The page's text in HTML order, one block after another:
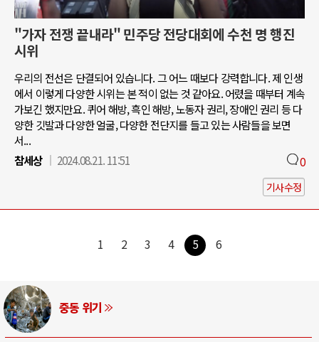
"가자 전쟁 끝내라" 민주당 전당대회에 수천 명 행진
시위
우리의 전선은 단결되어 있습니다. 그 어느 때보다 강력합니다. 제 인생
에서 이렇게 다양한 시위는 본 적이 없는 것 같아요. 어렸을 때부터 계속
가보긴 했지만요. 퀴어 해방, 흑인 해방, 노동자 권리, 장애인 권리 등 다
양한 깃발과 다양한 얼굴, 다양한 전단지를 들고 있는 사람들을 보면
서...
참세상
2024.08.21. 11:51 0
기사수정
1 2 3 4 5 6
AI와 인간